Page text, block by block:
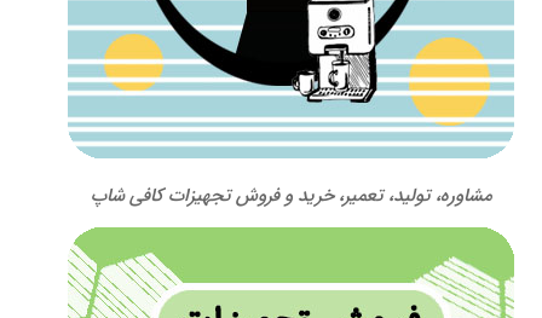
مشاوره، تولید، تعمیر، خرید و فروش تجهیزات کافی شاپ